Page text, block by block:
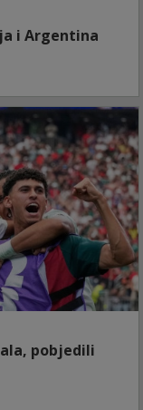
i Argentina
pobjedili